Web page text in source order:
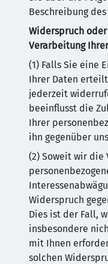
Beschreibung
Widerspruch
Verarbeitung
(1) Falls Sie eine
Ihrer Daten
jederzeit
beeinflusst die
Ihrer
ihn gegenüber
(2) Soweit wir die
Widerspruch
Dies ist der Fall,
insbesondere
mit Ihnen
solchen